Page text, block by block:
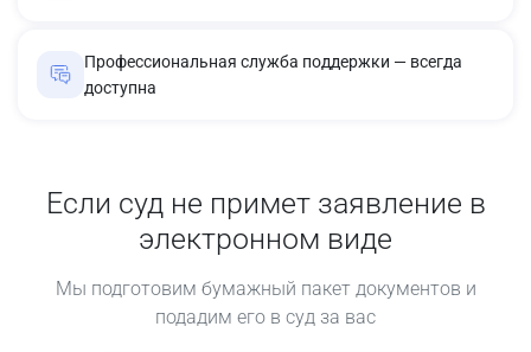
Профессиональная служба поддержки — всегда
доступна
Если суд не примет заявление в
электронном виде
Мы подготовим бумажный пакет документов и
подадим его в суд за вас